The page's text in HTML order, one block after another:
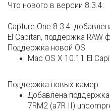
Что нового в версии 8.3.4:
Capture One 8.3.4:
El Capitan, поддержка RAW
Поддержка новой OS
Mac OS X 10.11 El
Поддержка новых камер
Добавлена
7RM2 (a7R II)